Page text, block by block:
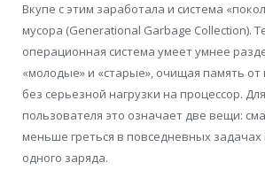
Вкупе с этим заработала и система
мусора (Generational Garbage Collection).
операционная система умеет умнее
«молодые» и «старые», очищая память
без серьезной нагрузки на процессор.
пользователя это означает две вещи:
меньше греться в повседневных
одного заряда.